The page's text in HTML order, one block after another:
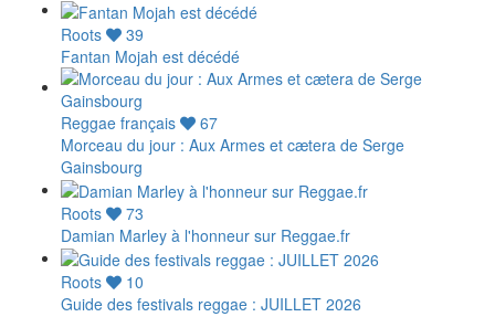
Roots
39
Fantan Mojah est décédé
Reggae français
67
Morceau du jour : Aux Armes et cætera de Serge
Gainsbourg
Roots
73
Damian Marley à l'honneur sur Reggae.fr
Roots
10
Guide des festivals reggae : JUILLET 2026